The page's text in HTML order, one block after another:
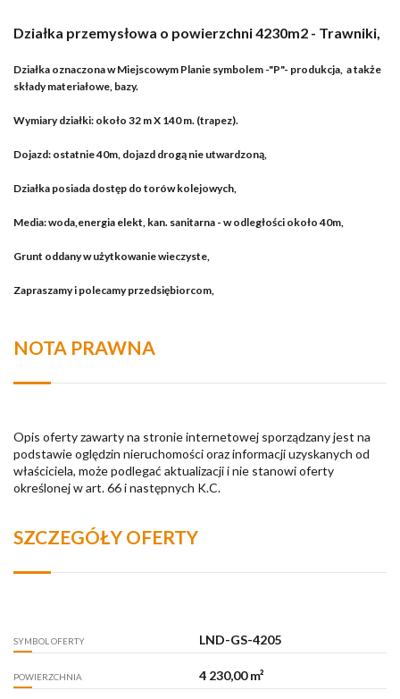
Działka przemysłowa o powierzchni 4230m2 - Trawniki,
Działka oznaczona w Miejscowym Planie symbolem -"P"- produkcja, a także
składy materiałowe, bazy.
Wymiary działki: około 32 m X 140 m. (trapez).
Dojazd: ostatnie 40m, dojazd drogą nie utwardzoną,
Działka posiada dostęp do torów kolejowych,
Media: woda,energia elekt, kan. sanitarna - w odległości około 40m,
Grunt oddany w użytkowanie wieczyste,
Zapraszamy i polecamy przedsiębiorcom,
NOTA PRAWNA
Opis oferty zawarty na stronie internetowej sporządzany jest na
podstawie oględzin nieruchomości oraz informacji uzyskanych od
właściciela, może podlegać aktualizacji i nie stanowi oferty
określonej w art. 66 i następnych K.C.
SZCZEGÓŁY OFERTY
SYMBOL OFERTY LND-GS-4205
POWIERZCHNIA 4 230,00 m²